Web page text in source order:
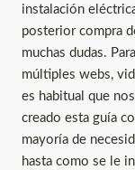
instalación
posterior compra
muchas dudas.
múltiples webs,
es habitual que
creado esta guía
mayoría de
hasta como se le